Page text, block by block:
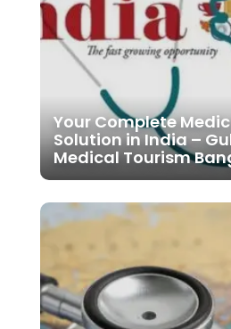
Your Complete
Solution in India –
Medical Tourism